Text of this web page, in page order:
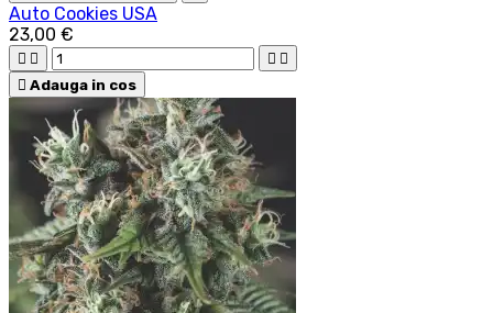
Auto Cookies USA
23,00 €
   
 Adauga in cos